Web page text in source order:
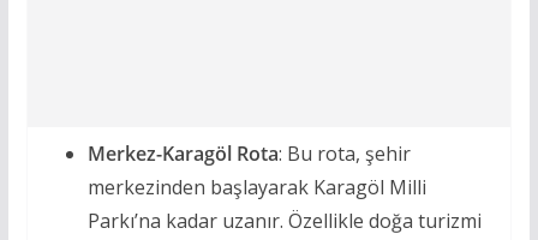
Merkez-Karagöl Rota: Bu rota, şehir
merkezinden başlayarak Karagöl Milli
Parkı’na kadar uzanır. Özellikle doğa turizmi